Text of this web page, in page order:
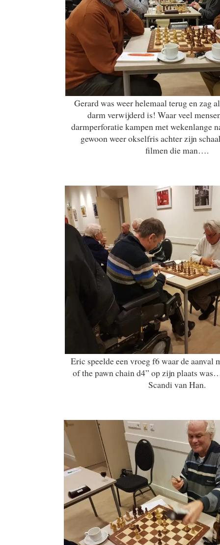
Gerard was weer helemaal terug en zag
darm verwijderd is! Waar veel
darmperforatie kampen met wekenlange
gewoon weer okselfris achter zijn
filmen die man….
Eric speelde een vroeg f6 waar de aanval
of the pawn chain d4” op zijn plaats
Scandi van Han.